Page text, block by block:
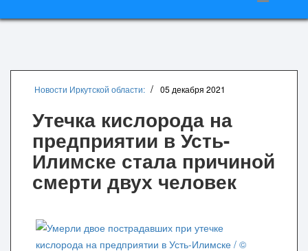
Новости Иркутской области: 05 декабря 2021
Утечка кислорода на
предприятии в Усть-
Илимске стала причиной
смерти двух человек